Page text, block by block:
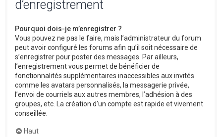
d’enregistrement
Pourquoi dois-je m’enregistrer ?
Vous pouvez ne pas le faire, mais l’administrateur du forum
peut avoir configuré les forums afin qu’il soit nécessaire de
s’enregistrer pour poster des messages. Par ailleurs,
l’enregistrement vous permet de bénéficier de
fonctionnalités supplémentaires inaccessibles aux invités
comme les avatars personnalisés, la messagerie privée,
l’envoi de courriels aux autres membres, l’adhésion à des
groupes, etc. La création d’un compte est rapide et vivement
conseillée.
Haut